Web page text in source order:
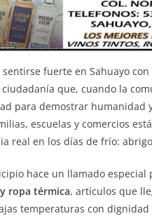
fuerte en Sahuayo
que, cuando la
para demostrar humanidad
escuelas y comercios
real en los días de frío:
hace un llamado especial
ropa térmica, artículos que
temperaturas con dignidad